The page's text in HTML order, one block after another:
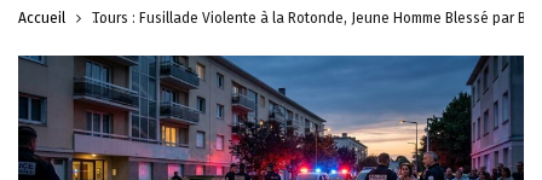
Accueil Tours : Fusillade Violente à la Rotonde, Jeune Homme Blessé par